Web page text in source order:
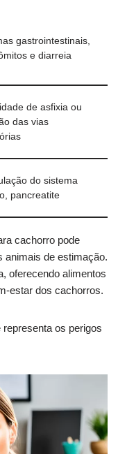
gastrointestinais,
e diarreia
de asfixia ou
das vias
do sistema
pancreatite
cachorro pode
animais de estimação.
oferecendo alimentos
estar dos cachorros.
os perigos